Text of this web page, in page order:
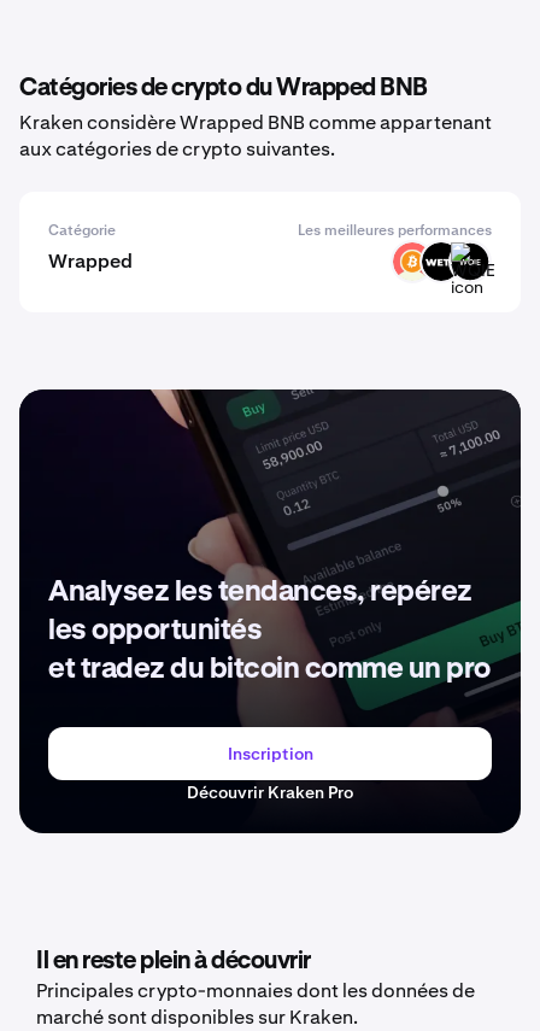
Catégories de crypto du Wrapped BNB
Kraken considère Wrapped BNB comme appartenant
aux catégories de crypto suivantes.
Catégorie Les meilleures performances
Wrapped PBTC WETH WQIE
Analysez les tendances, repérez
les opportunités
et tradez du bitcoin comme un pro
Inscription
Découvrir Kraken Pro
Il en reste plein à découvrir
Principales crypto-monnaies dont les données de
marché sont disponibles sur Kraken.